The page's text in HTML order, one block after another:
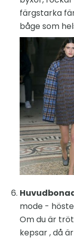
färgstarka
båge som
mode -
Om du är
kepsar , då